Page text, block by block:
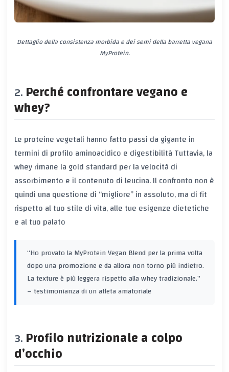
Dettaglio della consistenza morbida e dei semi della barretta vegana
MyProtein.
Perché confrontare vegano e
whey?
Le proteine vegetali hanno fatto passi da gigante in
termini di profilo aminoacidico e digestibilità Tuttavia, la
whey rimane la gold standard per la velocità di
assorbimento e il contenuto di leucina. Il confronto non è
quindi una questione di “migliore” in assoluto, ma difit
rispetto al tuo stile di vita, alle tue esigenze dietetiche
e al tuo palato
“Ho provato la MyProtein Vegan Blend per la prima volta
dopo una promozione e da allora non torno più indietro.
La texture è più leggera rispetto alla whey tradizionale.”
– testimonianza di un atleta amatoriale
Profilo nutrizionale a colpo
d’occhio